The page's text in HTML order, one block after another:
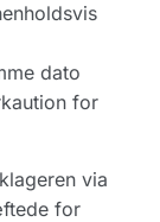
dato
for
via
for